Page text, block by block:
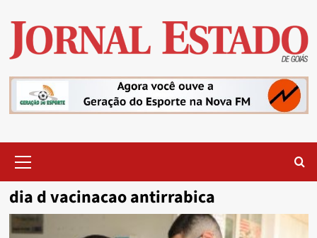
content
Menu
dia d vacinacao antirrabica